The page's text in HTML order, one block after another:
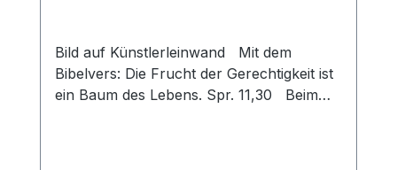
Bild auf Künstlerleinwand Mit dem
Bibelvers: Die Frucht der Gerechtigkeit ist
ein Baum des Lebens. Spr. 11,30 Beim